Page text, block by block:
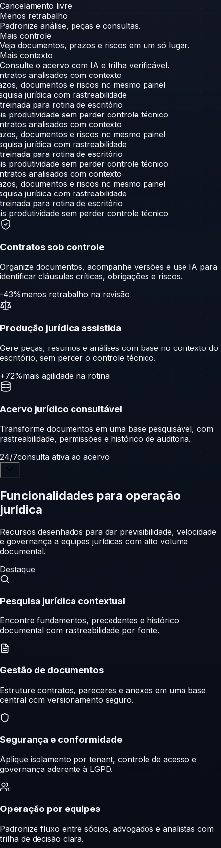
Cancelamento livre
Menos retrabalho
Padronize análise, peças e consultas.
Mais controle
Veja documentos, prazos e riscos em um só lugar.
Mais contexto
Consulte o acervo com IA e trilha verificável.
analisados com contexto
documentos e riscos no mesmo painel
jurídica com rastreabilidade
para rotina de escritório
produtividade sem perder controle técnico
analisados com contexto
documentos e riscos no mesmo painel
jurídica com rastreabilidade
para rotina de escritório
produtividade sem perder controle técnico
analisados com contexto
documentos e riscos no mesmo painel
jurídica com rastreabilidade
para rotina de escritório
produtividade sem perder controle técnico
Contratos sob controle
Organize documentos, acompanhe versões e use IA para
identificar cláusulas críticas, obrigações e riscos.
-43%menos retrabalho na revisão
Produção jurídica assistida
Gere peças, resumos e análises com base no contexto do
escritório, sem perder o controle técnico.
+72%mais agilidade na rotina
Acervo jurídico consultável
Transforme documentos em uma base pesquisável, com
rastreabilidade, permissões e histórico de auditoria.
24/7consulta ativa ao acervo
Funcionalidades para operação
jurídica
Recursos desenhados para dar previsibilidade, velocidade
e governança a equipes jurídicas com alto volume
documental.
Destaque
Pesquisa jurídica contextual
Encontre fundamentos, precedentes e histórico
documental com rastreabilidade por fonte.
Gestão de documentos
Estruture contratos, pareceres e anexos em uma base
central com versionamento seguro.
Segurança e conformidade
Aplique isolamento por tenant, controle de acesso e
governança aderente à LGPD.
Operação por equipes
Padronize fluxo entre sócios, advogados e analistas com
trilha de decisão clara.